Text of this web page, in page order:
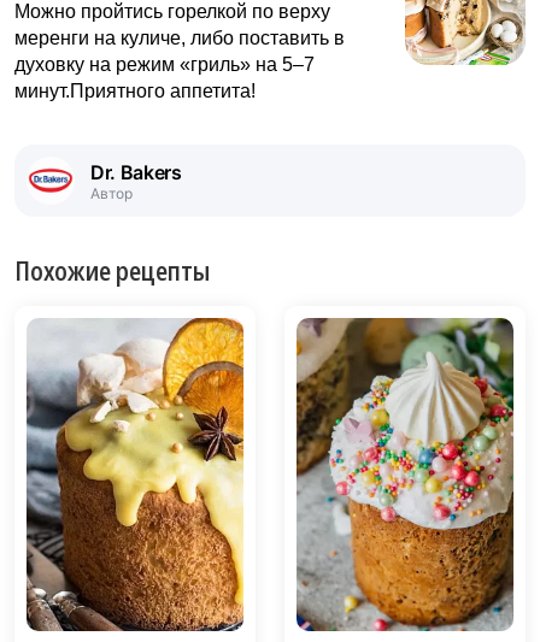
Можно пройтись горелкой по верху
меренги на куличе, либо поставить в
духовку на режим «гриль» на 5–7
минут.Приятного аппетита!
Dr. Bakers
Автор
Похожие рецепты